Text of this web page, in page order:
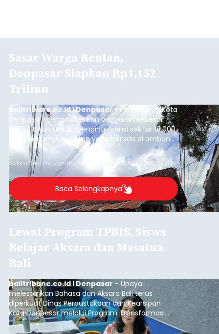
Sasar Warga Rentan,
Denpasar Siapkan Rp1,152
Triliun
balitribune.co.id I Denpasar - Pemerintah Kota
Denpasar mengalokasikan anggaran sebesar
Rp1,152 triliun untuk mengintervensi sekitar 18.000
warga kelompok rentan yang berada di ambang
garis kemiskinan. Langkah strategis ini diambil
guna menjaga masyarakat yang berada pada
kelompok desil 5 dan 6 tersebut agar tidak
merosot ke kategori miskin.
Submitted by contributor Thu, 08/06/2026 - 21:31
Baca Selengkapnya
Lewat Program TPBIS, Siswa
Belajar Aksara dan Masatua
Bali
balitribune.co.id I Denpasar – Upaya
melestarikan Bahasa dan Aksara Bali terus
diperkuat Dinas Perpustakaan dan Kearsipan
Kota Denpasar melalui Program Transformasi
Perpustakaan Berbasis Inklusi Sosial (TPBIS).